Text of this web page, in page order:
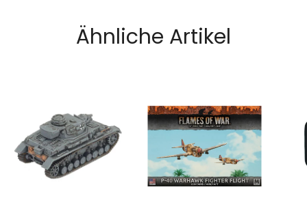
Ähnliche Artikel